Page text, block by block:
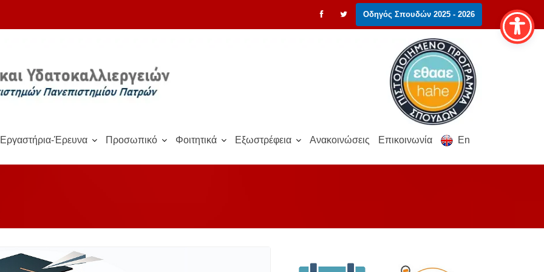
Οδηγός Σπουδών 2025 - 2026
Εργαστήρια-Έρευνα Προσωπικό Φοιτητικά Εξωστρέφεια Ανακοινώσεις Επικοινωνία En